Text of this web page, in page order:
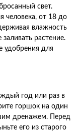
свет.
человека, от 18 до
влажность
растение.
удобрения для
год или раз в
горшок на один
дренажем. Перед
его из старого